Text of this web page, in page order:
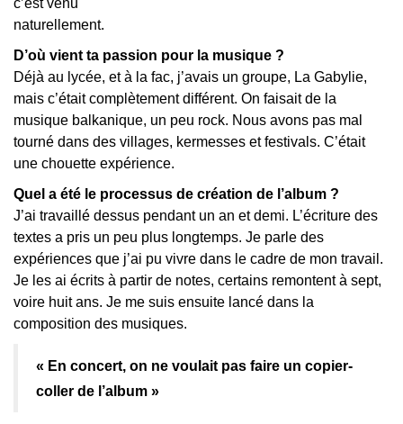
c’est venu
naturellement.
D’où vient ta passion pour la musique ?
Déjà au lycée, et à la fac, j’avais un groupe, La Gabylie,
mais c’était complètement différent. On faisait de la
musique balkanique, un peu rock. Nous avons pas mal
tourné dans des villages, kermesses et festivals. C’était
une chouette expérience.
Quel a été le processus de création de l’album ?
J’ai travaillé dessus pendant un an et demi. L’écriture des
textes a pris un peu plus longtemps. Je parle des
expériences que j’ai pu vivre dans le cadre de mon travail.
Je les ai écrits à partir de notes, certains remontent à sept,
voire huit ans. Je me suis ensuite lancé dans la
composition des musiques.
« En concert, on ne voulait pas faire un copier-
coller de l’album »